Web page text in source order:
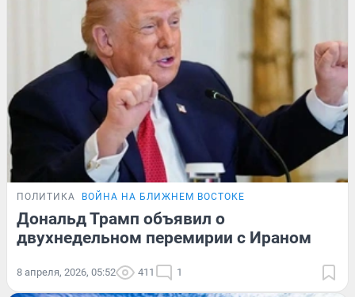
ПОЛИТИКА ВОЙНА НА БЛИЖНЕМ ВОСТОКЕ
Дональд Трамп объявил о
двухнедельном перемирии с Ираном
8 апреля, 2026, 05:52 411 1